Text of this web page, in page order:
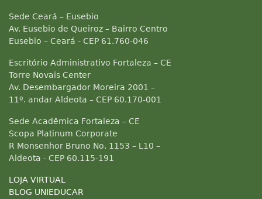
Sede Ceará – Eusebio
Av. Eusebio de Queiroz – Bairro Centro
Eusebio – Ceará - CEP 61.760-046
Escritório Administrativo Fortaleza – CE
Torre Novais Center
Av. Desembargador Moreira 2001 –
11º. andar Aldeota – CEP 60.170-001
Sede Acadêmica Fortaleza – CE
Scopa Platinum Corporate
R Monsenhor Bruno No. 1153 – L10 –
Aldeota - CEP 60.115-191
LOJA VIRTUAL
BLOG UNIEDUCAR